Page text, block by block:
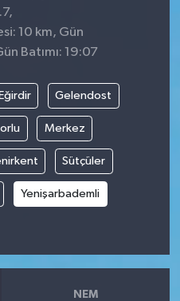
10 km, Gün
Batımı: 19:07
Eğirdir Gelendost
Merkez
Sütçüler
Yenişarbademli
NEM